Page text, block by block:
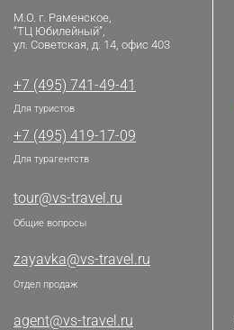
М.О. г. Раменское,
“ТЦ Юбилейный”,
ул. Советская, д. 14, офис 403
+7 (495) 741-49-41
Для туристов
+7 (495) 419-17-09
Для турагентств
tour@vs-travel.ru
Общие вопросы
zayavka@vs-travel.ru
Отдел продаж
agent@vs-travel.ru